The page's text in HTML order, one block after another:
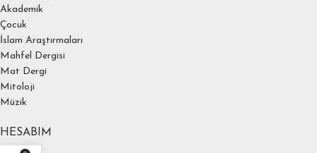
Akademik
Çocuk
İslam Araştırmaları
Mahfel Dergisi
Mat Dergi
Mitoloji
Müzik
HESABIM